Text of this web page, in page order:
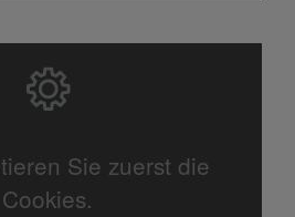
Sie zuerst die
Cookies.